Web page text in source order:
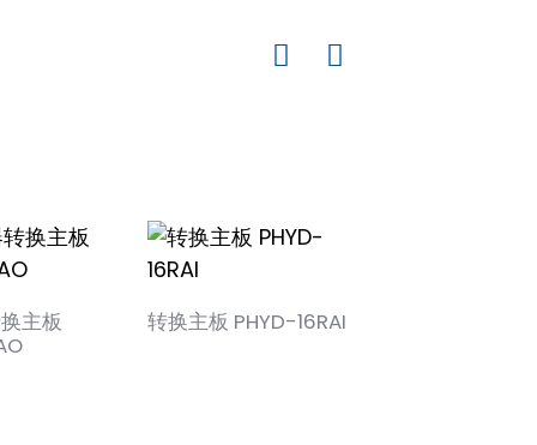
主板
转换主板 PHYD-16RAI